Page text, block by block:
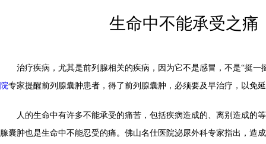
生命中不能承受之痛
治疗疾病，尤其是前列腺相关的疾病，因为它不是感冒，不是“挺一
院专家提醒前列腺囊肿患者，得了前列腺囊肿，必须要及早治疗，以免
人的生命中有许多不能承受的痛苦，包括疾病造成的、离别造成的
腺囊肿也是生命中不能忍受的痛。佛山名仕医院泌尿外科专家指出，造